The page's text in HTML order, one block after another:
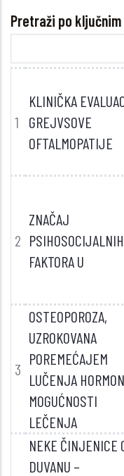
Pretraži po
1
KLINIČKA
GREJVSOVE
OFTALMOPATIJE
2
ZNAČAJ
PSIHOSOCIJALNIH
FAKTORA U
3
OSTEOPOROZA,
UZROKOVANA
POREMEĆAJEM
LUČENJA
MOGUĆNOSTI
LEČENJA
NEKE ČINJENICE
DUVANU –